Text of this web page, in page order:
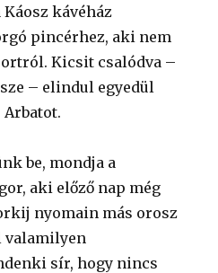
kávéház
pincérhez, aki nem
Kicsit csalódva –
– elindul egyedül
be, mondja a
aki előző nap még
nyomain más orosz
valamilyen
sír, hogy nincs